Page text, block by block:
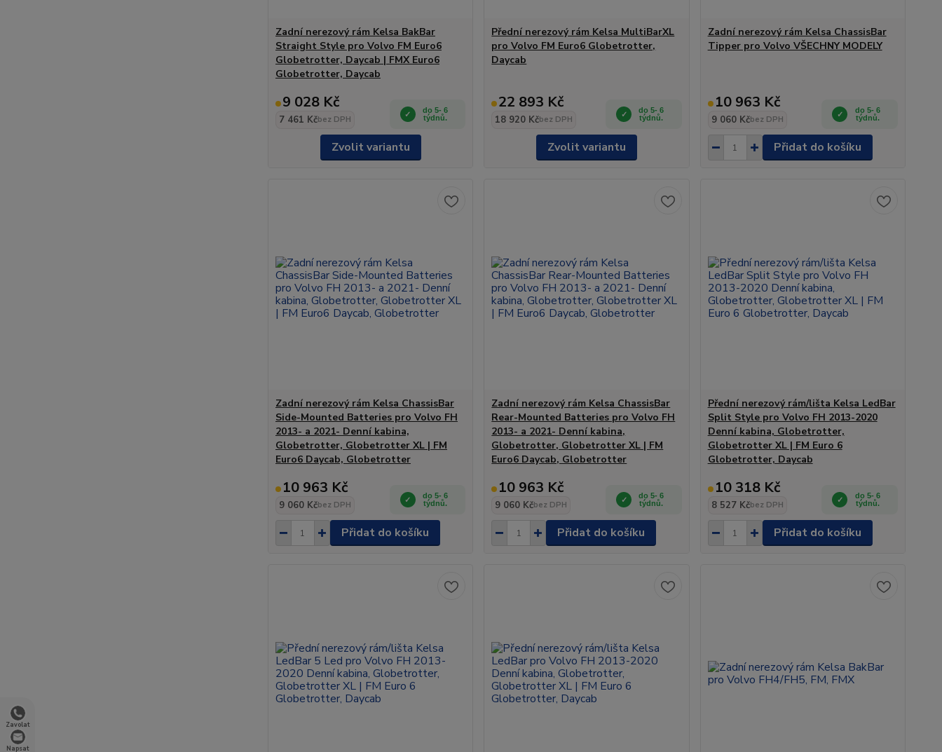
Zavolat
Napsat
Zadní nerezový rám Kelsa BakBar
Straight Style pro Volvo FM Euro6
Globetrotter, Daycab | FMX Euro6
Globetrotter, Daycab
9 028 Kč
7 461 Kčbez DPH
do 5- 6
týdnů.
Zvolit variantu
Přední nerezový rám Kelsa MultiBarXL
pro Volvo FM Euro6 Globetrotter,
Daycab
22 893 Kč
18 920 Kčbez DPH
do 5- 6
týdnů.
Zvolit variantu
Zadní nerezový rám Kelsa ChassisBar
Tipper pro Volvo VŠECHNY MODELY
10 963 Kč
9 060 Kčbez DPH
do 5- 6
týdnů.
Přidat do košíku
Zadní nerezový rám Kelsa ChassisBar
Side-Mounted Batteries pro Volvo FH
2013- a 2021- Denní kabina,
Globetrotter, Globetrotter XL | FM
Euro6 Daycab, Globetrotter
10 963 Kč
9 060 Kčbez DPH
do 5- 6
týdnů.
Přidat do košíku
Zadní nerezový rám Kelsa ChassisBar
Rear-Mounted Batteries pro Volvo FH
2013- a 2021- Denní kabina,
Globetrotter, Globetrotter XL | FM
Euro6 Daycab, Globetrotter
10 963 Kč
9 060 Kčbez DPH
do 5- 6
týdnů.
Přidat do košíku
Přední nerezový rám/lišta Kelsa LedBar
Split Style pro Volvo FH 2013-2020
Denní kabina, Globetrotter,
Globetrotter XL | FM Euro 6
Globetrotter, Daycab
10 318 Kč
8 527 Kčbez DPH
do 5- 6
týdnů.
Přidat do košíku